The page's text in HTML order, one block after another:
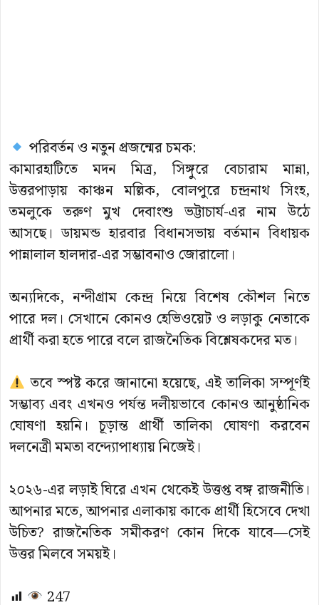
পরিবর্তন ও নতুন প্রজন্মের চমক:
কামারহাটিতে মদন মিত্র, সিঙ্গুরে বেচারাম মান্না,
উত্তরপাড়ায় কাঞ্চন মল্লিক, বোলপুরে চন্দ্রনাথ সিংহ,
তমলুকে তরুণ মুখ দেবাংশু ভট্টাচার্য-এর নাম উঠে
আসছে। ডায়মন্ড হারবার বিধানসভায় বর্তমান বিধায়ক
পান্নালাল হালদার-এর সম্ভাবনাও জোরালো।
অন্যদিকে, নন্দীগ্রাম কেন্দ্র নিয়ে বিশেষ কৌশল নিতে
পারে দল। সেখানে কোনও হেভিওয়েট ও লড়াকু নেতাকে
প্রার্থী করা হতে পারে বলে রাজনৈতিক বিশ্লেষকদের মত।
তবে স্পষ্ট করে জানানো হয়েছে, এই তালিকা সম্পূর্ণই
সম্ভাব্য এবং এখনও পর্যন্ত দলীয়ভাবে কোনও আনুষ্ঠানিক
ঘোষণা হয়নি। চূড়ান্ত প্রার্থী তালিকা ঘোষণা করবেন
দলনেত্রী মমতা বন্দ্যোপাধ্যায় নিজেই।
২০২৬-এর লড়াই ঘিরে এখন থেকেই উত্তপ্ত বঙ্গ রাজনীতি।
আপনার মতে, আপনার এলাকায় কাকে প্রার্থী হিসেবে দেখা
উচিত? রাজনৈতিক সমীকরণ কোন দিকে যাবে—সেই
উত্তর মিলবে সময়ই।
247